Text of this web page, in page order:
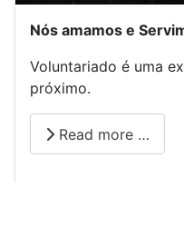
Nós amamos e
Voluntariado é uma
próximo.
Read more …